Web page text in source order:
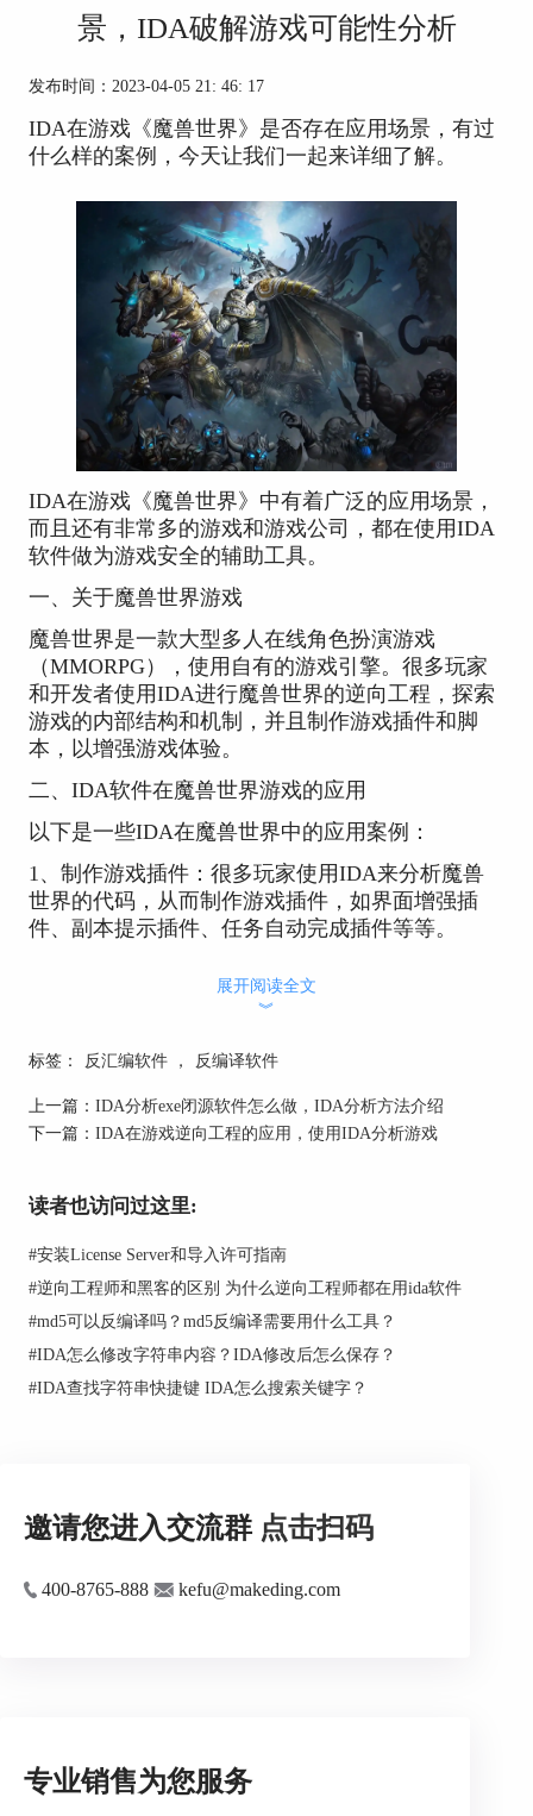
景，IDA破解游戏可能性分析
发布时间：2023-04-05 21: 46: 17
IDA在游戏《魔兽世界》是否存在应用场景，有过
什么样的案例，今天让我们一起来详细了解。
IDA在游戏《魔兽世界》中有着广泛的应用场景，
而且还有非常多的游戏和游戏公司，都在使用IDA
软件做为游戏安全的辅助工具。
一、关于魔兽世界游戏
魔兽世界是一款大型多人在线角色扮演游戏
（MMORPG），使用自有的游戏引擎。很多玩家
和开发者使用IDA进行魔兽世界的逆向工程，探索
游戏的内部结构和机制，并且制作游戏插件和脚
本，以增强游戏体验。
二、IDA软件在魔兽世界游戏的应用
以下是一些IDA在魔兽世界中的应用案例：
1、制作游戏插件：很多玩家使用IDA来分析魔兽
世界的代码，从而制作游戏插件，如界面增强插
件、副本提示插件、任务自动完成插件等等。
加了玩家的游戏乐趣。
戏，存在大量的外挂和作弊行为。
一些游戏机构使用IDA进行逆向工程，分析游戏的
内部结构和机制，从而检测外挂和作弊行为，保证
3、修改游戏内容：一些玩家使用IDA进行逆向工
容，如改变游戏中的角色属性、增加新的任务和地
图、制作新的道具等等。
这些修改可以使游戏更加有趣和刺激，也为游戏的
玩法和玩家交互带来新的体验。
展开阅读全文
︾
标签： 反汇编软件 ， 反编译软件
上一篇： IDA分析exe闭源软件怎么做，IDA分析方法介绍
下一篇： IDA在游戏逆向工程的应用，使用IDA分析游戏
读者也访问过这里:
#安装License Server和导入许可指南
#逆向工程师和黑客的区别 为什么逆向工程师都在用ida软件
#md5可以反编译吗？md5反编译需要用什么工具？
#IDA怎么修改字符串内容？IDA修改后怎么保存？
#IDA查找字符串快捷键 IDA怎么搜索关键字？
邀请您进入交流群 点击扫码
400-8765-888 kefu@makeding.com
专业销售为您服务